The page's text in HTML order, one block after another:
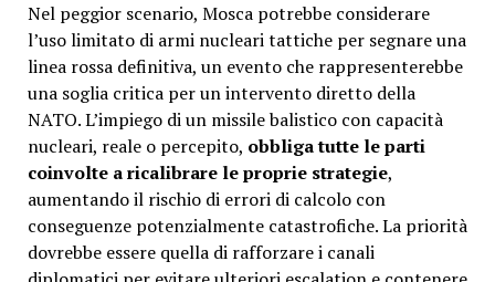
Nel peggior scenario, Mosca potrebbe considerare
l’uso limitato di armi nucleari tattiche per segnare una
linea rossa definitiva, un evento che rappresenterebbe
una soglia critica per un intervento diretto della
NATO. L’impiego di un missile balistico con capacità
nucleari, reale o percepito, obbliga tutte le parti
coinvolte a ricalibrare le proprie strategie,
aumentando il rischio di errori di calcolo con
conseguenze potenzialmente catastrofiche. La priorità
dovrebbe essere quella di rafforzare i canali